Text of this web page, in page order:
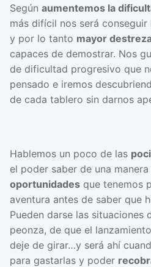
Según aumentemos la
más difícil nos será
y por lo tanto mayor
capaces de demostrar. Nos
de dificultad progresivo que
pensado e iremos
de cada tablero sin darnos
Hablemos un poco de las
el poder saber de una
oportunidades que tenemos
aventura antes de saber que
Pueden darse las situaciones
peonza, de que el
deje de girar…y será ahí
para gastarlas y poder